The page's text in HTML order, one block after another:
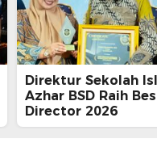
Direktur Sekolah
Azhar BSD Raih
Director 2026